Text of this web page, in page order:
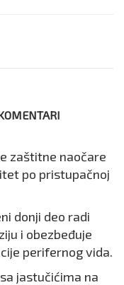
zaštitne naočare
po pristupačnoj
donji deo radi
i obezbeđuje
perifernog vida.
jastučićima na